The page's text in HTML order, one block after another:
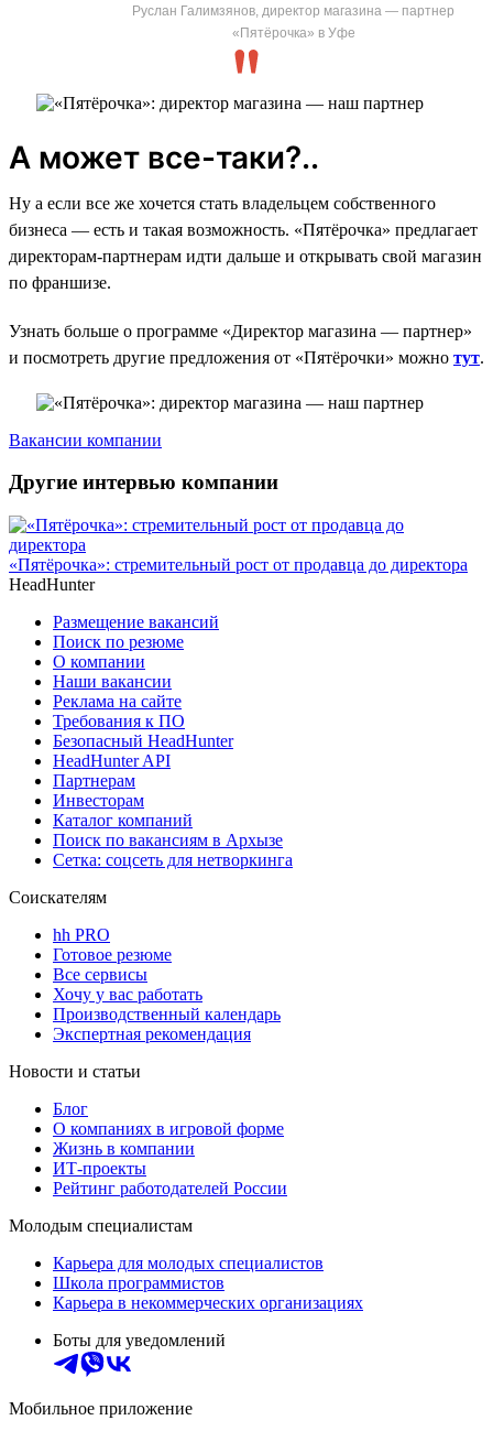
Руслан Галимзянов, директор магазина — партнер
«Пятёрочка» в Уфе
А может все-таки?..
Ну а если все же хочется стать владельцем собственного
бизнеса — есть и такая возможность. «Пятёрочка» предлагает
директорам-партнерам идти дальше и открывать свой магазин
по франшизе.
Узнать больше о программе «Директор магазина — партнер»
и посмотреть другие предложения от «Пятёрочки» можно тут.
Вакансии компании
Другие интервью компании
«Пятёрочка»: стремительный рост от продавца до директора
HeadHunter
Размещение вакансий
Поиск по резюме
О компании
Наши вакансии
Реклама на сайте
Требования к ПО
Безопасный HeadHunter
HeadHunter API
Партнерам
Инвесторам
Каталог компаний
Поиск по вакансиям в Архызе
Сетка: соцсеть для нетворкинга
Соискателям
hh PRO
Готовое резюме
Все сервисы
Хочу у вас работать
Производственный календарь
Экспертная рекомендация
Новости и статьи
Блог
О компаниях в игровой форме
Жизнь в компании
ИТ-проекты
Рейтинг работодателей России
Молодым специалистам
Карьера для молодых специалистов
Школа программистов
Карьера в некоммерческих организациях
Боты для уведомлений
Мобильное приложение